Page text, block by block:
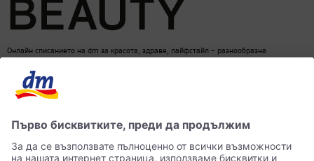
Онлайн списанието на dm за красота, здраве, лайфстайл – разнообразна